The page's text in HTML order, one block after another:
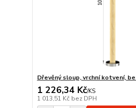
Dřevěný sloup, vrchní kotvení,
1 226,34 Kč/KS
1 013,51 Kč bez DPH